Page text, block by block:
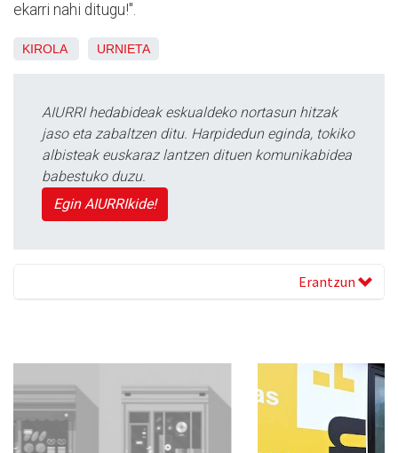
ekarri nahi ditugu!".
KIROLA URNIETA
AIURRI hedabideak eskualdeko nortasun hitzak
jaso eta zabaltzen ditu. Harpidedun eginda, tokiko
albisteak euskaraz lantzen dituen komunikabidea
babestuko duzu.
Egin AIURRIkide!
Erantzun